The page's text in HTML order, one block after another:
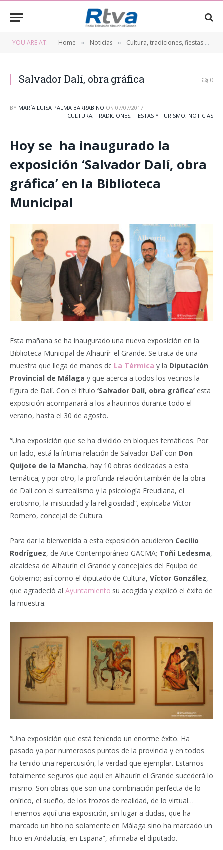
YOU ARE AT: Home » Noticias » Cultura, tradiciones, fiestas y turismo
Salvador Dalí, obra gráfica 0
BY MARÍA LUISA PALMA BARRABINO ON 07/07/2017
CULTURA, TRADICIONES, FIESTAS Y TURISMO, NOTICIAS
Hoy se ha inaugurado la
exposición ‘Salvador Dalí, obra
gráfica’ en la Biblioteca
Municipal
Esta mañana se ha inaugurado una nueva exposición en la
Biblioteca Municipal de Alhaurín el Grande. Se trata de una
muestra que llega de manos de La Térmica y la Diputación
Provincial de Málaga y que acerca a todos los vecinos la
figura de Dalí. Con el título ‘Salvador Dalí, obra gráfica’ esta
exposición acompañará a los alhaurinos durante todo el
verano, hasta el 30 de agosto.
“Una exposición que se ha dividido en bloques temáticos. Por
un lado, está la íntima relación de Salvador Dalí con Don
Quijote de la Mancha, hay 10 obras dedicadas a esta
temática; y por otro, la profunda relación también de la obra
de Dalí con el surrealismo y la psicología Freudiana, el
erotismo, la misticidad y la religiosidad”, explicaba Víctor
Romero, concejal de Cultura.
Para dar la bienvenida a esta exposición acudieron Cecilio
Rodríguez, de Arte Contemporáneo GACMA; Toñi Ledesma,
alcaldesa de Alhaurín el Grande y concejales del Equipo de
Gobierno; así como el diputado de Cultura, Víctor González,
que agradeció al Ayuntamiento su acogida y explicó el éxito de
la muestra.
“Una exposición que está teniendo un enorme éxito. Ha
pasado ya por numerosos puntos de la provincia y en todos
ha tenido una repercusión, la verdad que ejemplar. Estamos
totalmente seguros que aquí en Alhaurín el Grande sucederá lo
mismo. Son obras que son una combinación perfecta de lo
onírico, el sueño, de los trozos de realidad, de lo virtual…
Tenemos aquí una exposición, sin lugar a dudas, que ha
marcado un hito no solamente en Málaga sino ha marcado un
hito en Andalucía, en España”, afirmaba el diputado.